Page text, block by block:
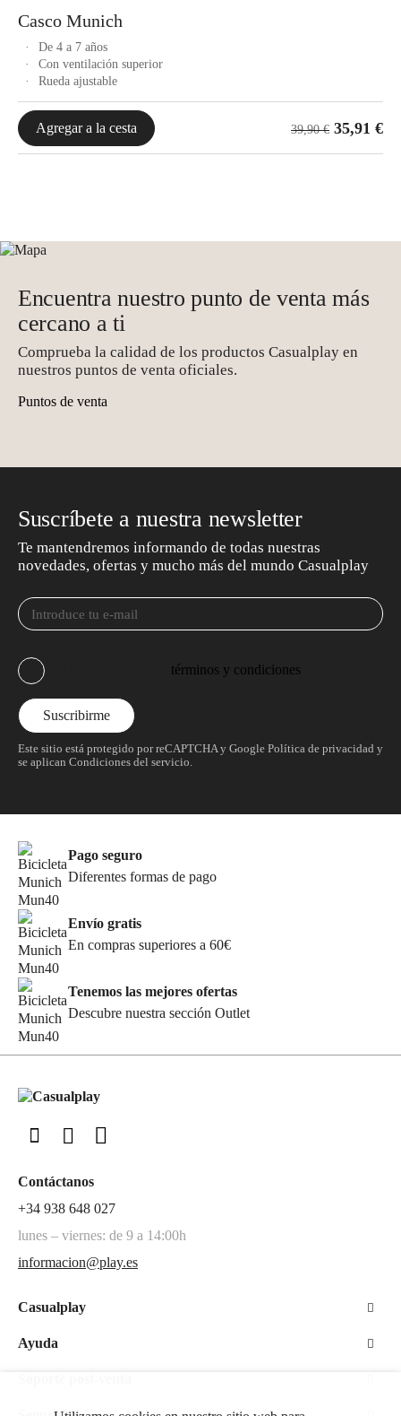
Casco Munich
De 4 a 7 años
Con ventilación superior
Rueda ajustable
Agregar a la cesta 39,90€ 35,91 €
Encuentra nuestro punto de venta más
cercano a ti
Comprueba la calidad de los productos Casualplay en
nuestros puntos de venta oficiales.
Puntos de venta
Suscríbete a nuestra newsletter
Te mantendremos informando de todas nuestras
novedades, ofertas y mucho más del mundo Casualplay
términos y condiciones
Este sitio está protegido por reCAPTCHA y Google Política de privacidad y
se aplican Condiciones del servicio.
Pago seguro
Diferentes formas de pago
Envío gratis
En compras superiores a 60€
Tenemos las mejores ofertas
Descubre nuestra sección Outlet
Contáctanos
+34 938 648 027
lunes – viernes: de 9 a 14:00h
informacion@play.es
Casualplay
Ayuda